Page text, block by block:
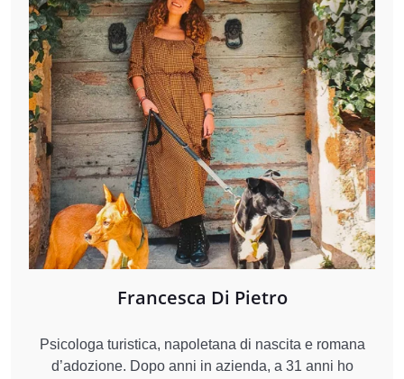
Francesca Di Pietro
Psicologa turistica, napoletana di nascita e romana
d’adozione. Dopo anni in azienda, a 31 anni ho